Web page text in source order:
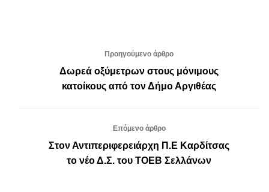
Προηγούμενο άρθρο
Δωρεά οξύμετρων στους μόνιμους
κατοίκους από τον Δήμο Αργιθέας
Επόμενο άρθρο
Στον Αντιπεριφερειάρχη Π.Ε Καρδίτσας
το νέο Δ.Σ. του ΤΟΕΒ Σελλάνων